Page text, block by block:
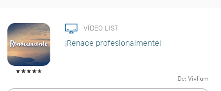
VÍDEO LIST
¡Renace profesionalmente!
De: Vivlium